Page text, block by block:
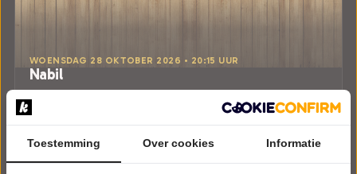
WOENSDAG 28 OKTOBER 2026 • 20:15 UUR
Nabil
Daar is hij weer!
Try-out
Toestemming Over cookies Informatie